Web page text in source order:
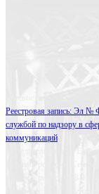
Реестровая запись: Эл №
службой по надзору в
коммуникаций